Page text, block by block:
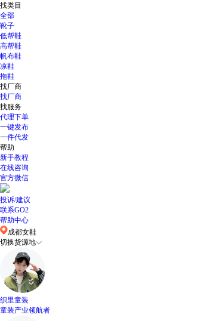
找类目
全部
靴子
低帮鞋
高帮鞋
帆布鞋
凉鞋
拖鞋
找厂商
找厂商
找服务
代理下单
一键发布
一件代发
帮助
新手教程
在线咨询
官方微信
投诉/建议
联系GO2
帮助中心
成都女鞋
切换货源地
织里童装
童装产业领航者